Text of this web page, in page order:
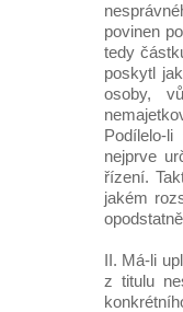
povinen
tedy
poskytl
osoby,
Podílelo-
nejprve
řízení.
jakém
II. Má-li
z titulu